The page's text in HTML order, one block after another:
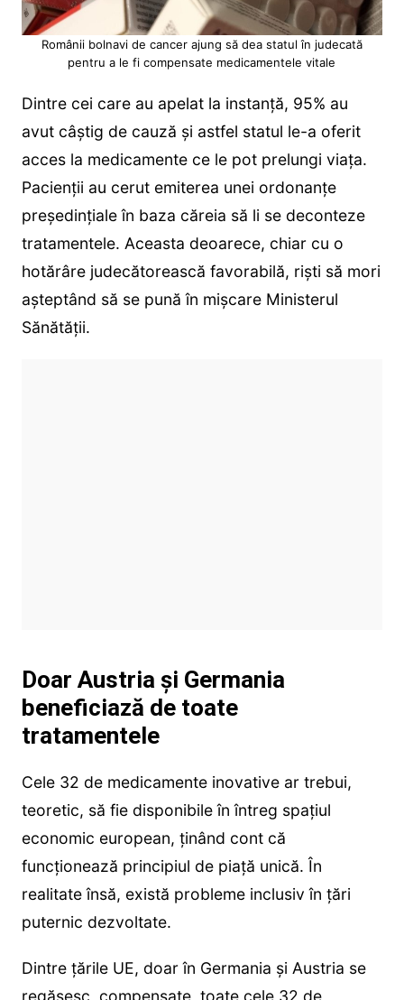
Românii bolnavi de cancer ajung să dea statul în judecată
pentru a le fi compensate medicamentele vitale
Dintre cei care au apelat la instanță, 95% au
avut câștig de cauză și astfel statul le-a oferit
acces la medicamente ce le pot prelungi viața.
Pacienții au cerut emiterea unei ordonanțe
președințiale în baza căreia să li se deconteze
tratamentele. Aceasta deoarece, chiar cu o
hotărâre judecătorească favorabilă, riști să mori
așteptând să se pună în mișcare Ministerul
Sănătății.
Doar Austria și Germania
beneficiază de toate
tratamentele
Cele 32 de medicamente inovative ar trebui,
teoretic, să fie disponibile în întreg spațiul
economic european, ținând cont că
funcționează principiul de piață unică. În
realitate însă, există probleme inclusiv în țări
puternic dezvoltate.
Dintre țările UE, doar în Germania și Austria se